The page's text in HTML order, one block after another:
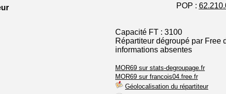
POP :
Capacité FT : 3100
Répartiteur dégroupé par Free
informations absentes
MOR69 sur stats-degroupage.fr
MOR69 sur francois04.free.fr
Géolocalisation du répartiteur